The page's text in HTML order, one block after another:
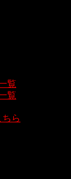
覧
覧
ら